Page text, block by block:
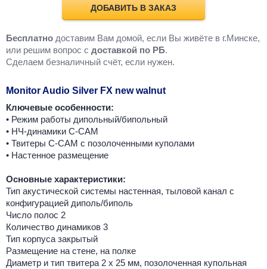
ДОБАВИТЬ В ЗАКАЗ
Бесплатно доставим Вам домой, если Вы живёте в г.Минске,
или решим вопрос с доставкой по РБ.
Cделаем безналичный счёт, если нужен.
Monitor Audio Silver FX new walnut
Ключевые особенности:
• Режим работы дипольный/бипольный
• НЧ-динамики C-CAM
• Твитеры C-CAM с позолоченными куполами
• Настенное размещение
Основные характеристики:
Тип акустической системы настенная, тыловой канал с
конфигурацией диполь/биполь
Число полос 2
Количество динамиков 3
Тип корпуса закрытый
Размещение на стене, на полке
Диаметр и тип твитера 2 х 25 мм, позолоченная купольная